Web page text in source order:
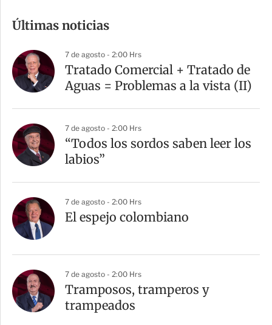
p
a
r
t
Últimas noticias
7 de agosto - 2:00 Hrs
Tratado Comercial + Tratado de
Aguas = Problemas a la vista (II)
7 de agosto - 2:00 Hrs
“Todos los sordos saben leer los
labios”
7 de agosto - 2:00 Hrs
El espejo colombiano
7 de agosto - 2:00 Hrs
Tramposos, tramperos y
trampeados